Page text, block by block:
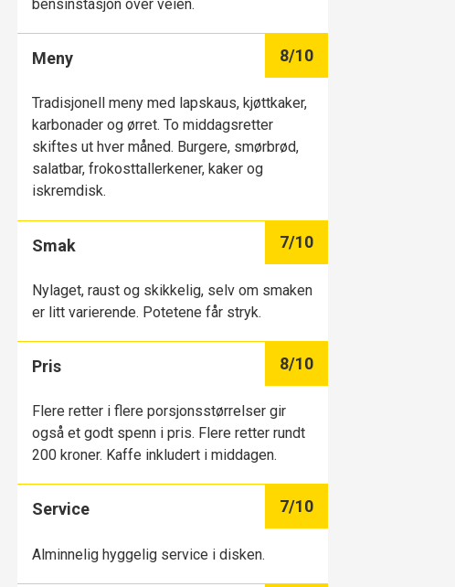
bensinstasjon over veien.
Meny 8/10
Tradisjonell meny med lapskaus, kjøttkaker,
karbonader og ørret. To middagsretter
skiftes ut hver måned. Burgere, smørbrød,
salatbar, frokosttallerkener, kaker og
iskremdisk.
Smak 7/10
Nylaget, raust og skikkelig, selv om smaken
er litt varierende. Potetene får stryk.
Pris 8/10
Flere retter i flere porsjonsstørrelser gir
også et godt spenn i pris. Flere retter rundt
200 kroner. Kaffe inkludert i middagen.
Service 7/10
Alminnelig hyggelig service i disken.